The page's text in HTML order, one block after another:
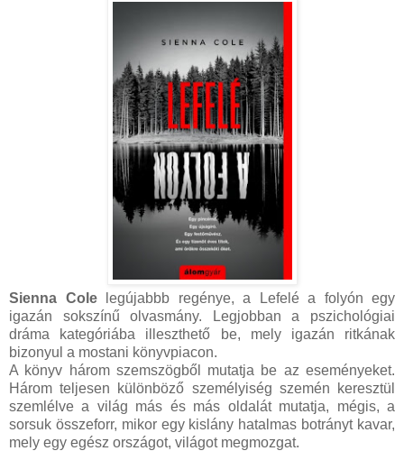
Sienna Colelegújabbb regénye, a Lefelé a folyón egy
igazán sokszínű olvasmány. Legjobban a pszichológiai
dráma kategóriába illeszthető be, mely igazán ritkának
bizonyul a mostani könyvpiacon.
A könyv három szemszögből mutatja be az eseményeket.
Három teljesen különböző személyiség szemén keresztül
szemlélve a világ más és más oldalát mutatja, mégis, a
sorsuk összeforr, mikor egy kislány hatalmas botrányt kavar,
mely egy egész országot, világot megmozgat.